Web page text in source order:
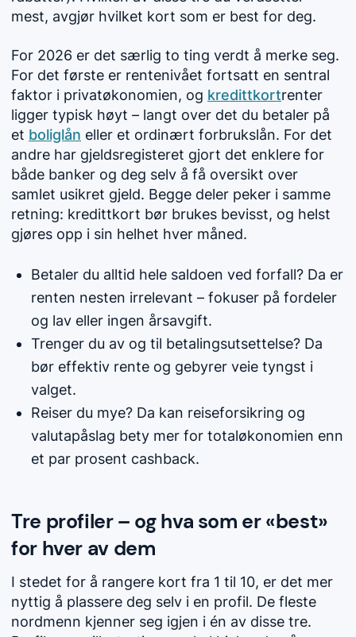
mest, avgjør hvilket kort som er best for deg.
For 2026 er det særlig to ting verdt å merke seg.
For det første er rentenivået fortsatt en sentral
faktor i privatøkonomien, og kredittkortrenter
ligger typisk høyt – langt over det du betaler på
et boliglån eller et ordinært forbrukslån. For det
andre har gjeldsregisteret gjort det enklere for
både banker og deg selv å få oversikt over
samlet usikret gjeld. Begge deler peker i samme
retning: kredittkort bør brukes bevisst, og helst
gjøres opp i sin helhet hver måned.
Betaler du alltid hele saldoen ved forfall? Da er
renten nesten irrelevant – fokuser på fordeler
og lav eller ingen årsavgift.
Trenger du av og til betalingsutsettelse? Da
bør effektiv rente og gebyrer veie tyngst i
valget.
Reiser du mye? Da kan reiseforsikring og
valutapåslag bety mer for totaløkonomien enn
et par prosent cashback.
Tre profiler – og hva som er «best»
for hver av dem
I stedet for å rangere kort fra 1 til 10, er det mer
nyttig å plassere deg selv i en profil. De fleste
nordmenn kjenner seg igjen i én av disse tre.